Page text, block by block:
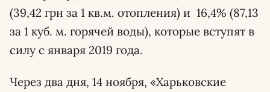
(39,42 грн за 1 кв.м. отопления) и 16,4% (87,13
за 1 куб. м. горячей воды), которые вступят в
силу с января 2019 года.
Через два дня, 14 ноября, «Харьковские